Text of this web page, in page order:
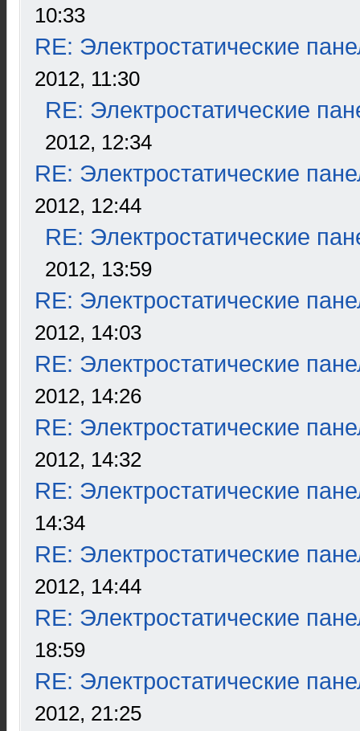
10:33
RE: Электростатические
2012, 11:30
RE: Электростатические
2012, 12:34
RE: Электростатические
2012, 12:44
RE: Электростатические
2012, 13:59
RE: Электростатические
2012, 14:03
RE: Электростатические
2012, 14:26
RE: Электростатические
2012, 14:32
RE: Электростатические
14:34
RE: Электростатические
2012, 14:44
RE: Электростатические
18:59
RE: Электростатические
2012, 21:25